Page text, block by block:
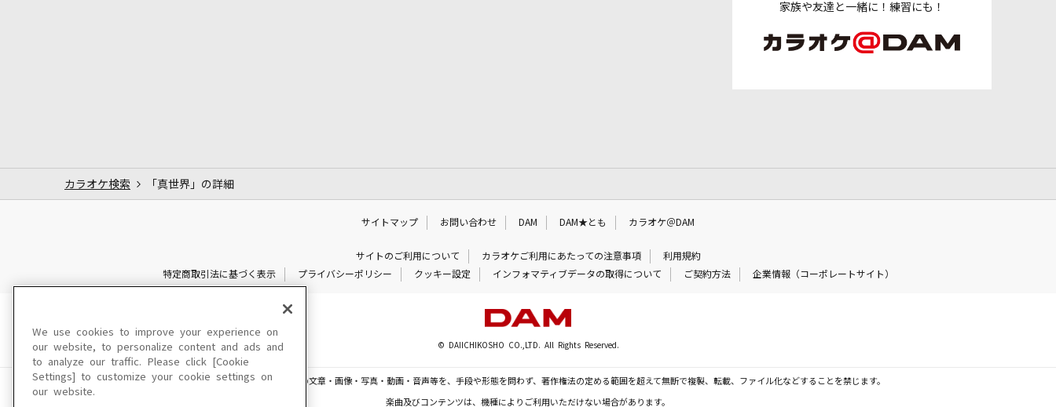
家族や友達と一緒に！練習にも！
カラオケ検索 「真世界」の詳細
サイトマップ お問い合わせ DAM DAM★とも カラオケ＠DAM
サイトのご利用について カラオケご利用にあたっての注意事項
利用規約
特定商取引法に基づく表示
プライバシーポリシー クッキー設定 インフォマティブデータの取得について ご契約方法 企業情報（コーポレートサイト）
© DAIICHIKOSHO CO.,LTD. All Rights Reserved.
このサイトに掲載されている一切の文章・画像・写真・動画・音声等を、手段や形態を問わず、著作権法の定める範囲を超えて無断で複製、転載、ファイル化などすることを禁じます。
楽曲及びコンテンツは、機種によりご利用いただけない場合があります。
We use cookies to improve your experience on
our website, to personalize content and ads and
to analyze our traffic. Please click [Cookie
Settings] to customize your cookie settings on
our website.